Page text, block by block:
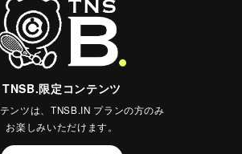
TNSB.限定コンテンツ
ンツは、TNSB.IN プランの方のみ
お楽しみいただけます。